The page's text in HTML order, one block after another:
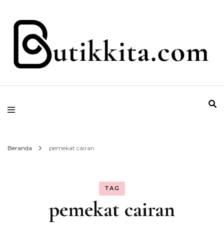
butikkita.com
Beranda pemekat cairan
TAG
pemekat cairan